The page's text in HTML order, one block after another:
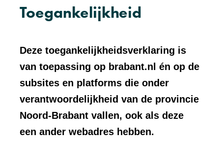
Toegankelijkheid
Deze toegankelijkheidsverklaring is
van toepassing op brabant.nl én op de
subsites en platforms die onder
verantwoordelijkheid van de provincie
Noord-Brabant vallen, ook als deze
een ander webadres hebben.